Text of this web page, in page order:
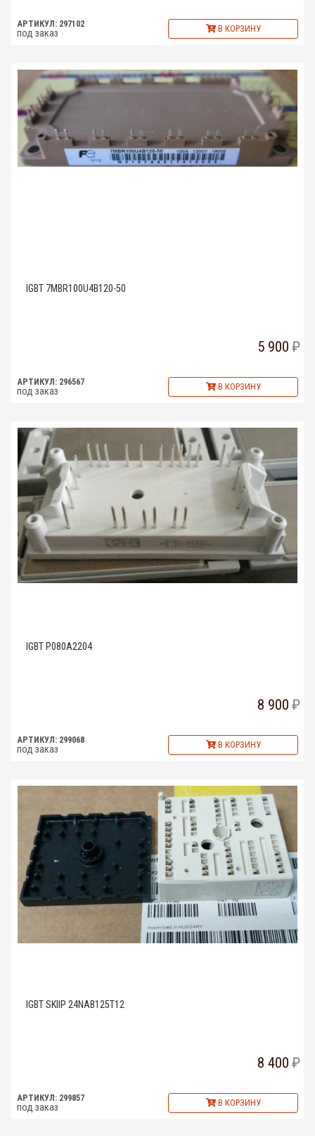
АРТИКУЛ: 297102
под заказ В КОРЗИНУ
IGBT 7MBR100U4B120-50
5 900
АРТИКУЛ: 296567
под заказ В КОРЗИНУ
IGBT P080A2204
8 900
АРТИКУЛ: 299068
под заказ В КОРЗИНУ
IGBT SKIIP 24NAB125T12
8 400
АРТИКУЛ: 299857
под заказ В КОРЗИНУ